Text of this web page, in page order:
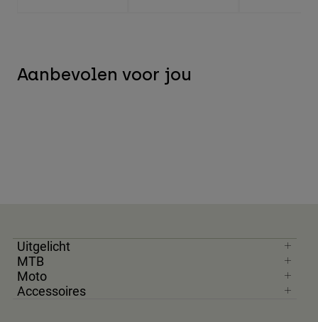
Aanbevolen voor jou
Uitgelicht
MTB
Moto
Accessoires